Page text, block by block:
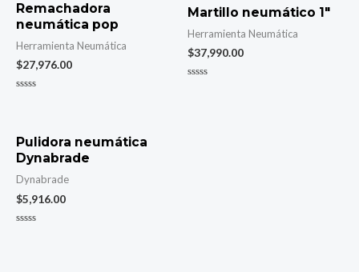
Remachadora
neumática pop
Herramienta Neumática
$27,976.00
5
Martillo neumático 1″
Herramienta Neumática
$37,990.00
Pulidora neumática
Dynabrade
Dynabrade
$5,916.00